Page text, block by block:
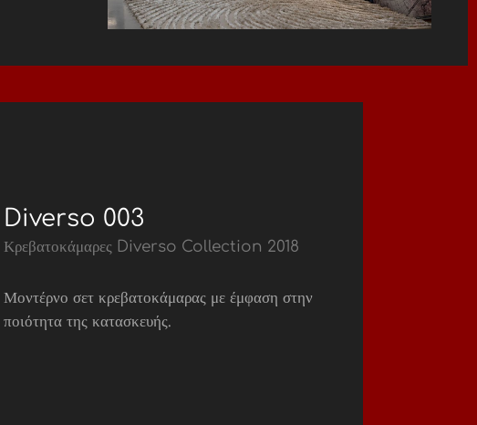
Diverso 003
Κρεβατοκάμαρες Diverso Collection 2018
Μοντέρνο σετ κρεβατοκάμαρας με έμφαση στην
ποιότητα της κατασκευής.